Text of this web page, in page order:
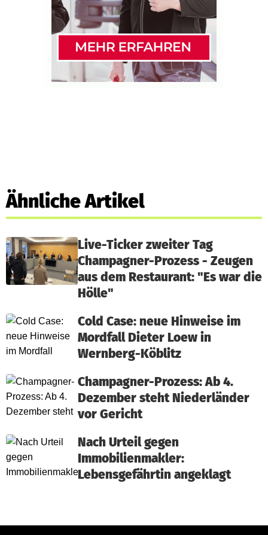
Ähnliche Artikel
Live-Ticker zweiter Tag
Champagner-Prozess - Zeugen
aus dem Restaurant: "Es war die
Hölle"
Cold Case: neue Hinweise im
Mordfall Dieter Loew in
Wernberg-Köblitz
Champagner-Prozess: Ab 4.
Dezember steht Niederländer
vor Gericht
Nach Urteil gegen
Immobilienmakler:
Lebensgefährtin angeklagt